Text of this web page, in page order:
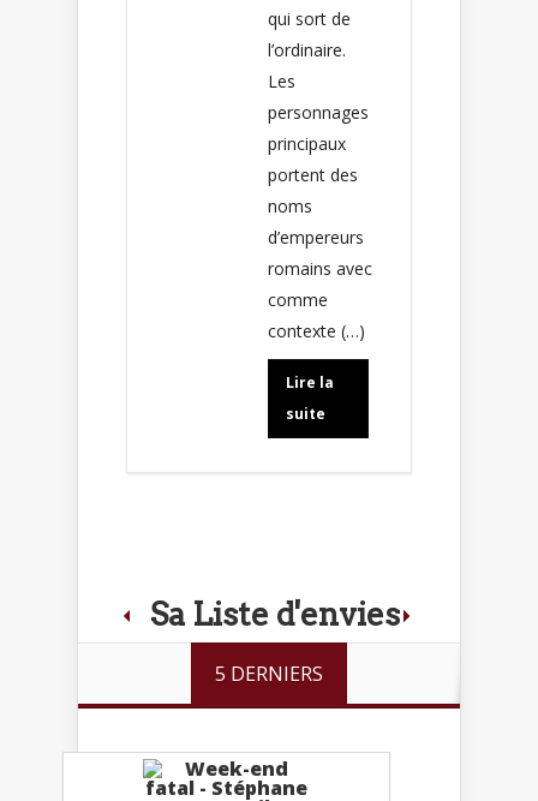
qui sort de
l’ordinaire.
Les
personnages
principaux
portent des
noms
d’empereurs
romains avec
comme
contexte (…)
Lire la
suite
Sa Liste d'envies
5 DERNIERS